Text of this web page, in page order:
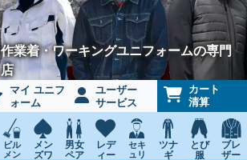
作業着・ワーキングユニフォームの専門
店
マイ ユニフ
ォーム
ユーザー
サービス
カート
清算
ビル
メン
メン
ズワ
男女
ペア
レデ
ィー
セキ
ュリ
ツナ
ギ
とび
服
ブレ
ザー